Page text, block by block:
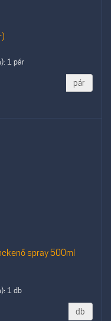
1 pár
pár
spray 500ml
1 db
db